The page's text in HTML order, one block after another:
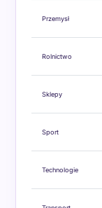
Przemysł
Rolnictwo
Sklepy
Sport
Technologie